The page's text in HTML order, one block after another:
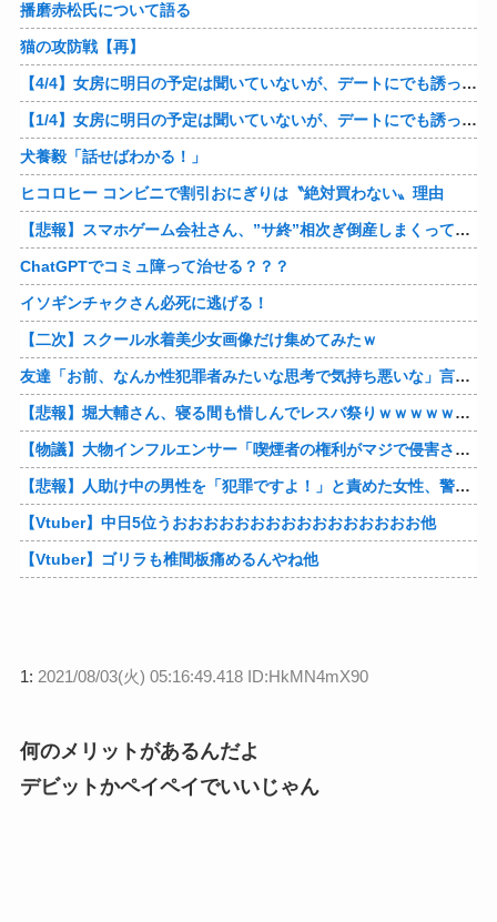
播磨赤松氏について語る
猫の攻防戦【再】
【4/4】女房に明日の予定は聞いていないが、デートにでも誘ってみる。多分断られるはずだ。間男と会うからね。はいはいどうぞ思う存分お楽しみください。そのうち地獄に落してやるわ！
【1/4】女房に明日の予定は聞いていないが、デートにでも誘ってみる。多分断られるはずだ。間男と会うからね。はいはいどうぞ思う存分お楽しみください。そのうち地獄に落してやるわ！
犬養毅「話せばわかる！」
ヒコロヒー コンビニで割引おにぎりは〝絶対買わない〟理由
【悲報】スマホゲーム会社さん、”サ終”相次ぎ倒産しまくってる模様
ChatGPTでコミュ障って治せる？？？
イソギンチャクさん必死に逃げる！
【二次】スクール水着美少女画像だけ集めてみたｗ
友達「お前、なんか性犯罪者みたいな思考で気持ち悪いな」言われたわ
【悲報】堀大輔さん、寝る間も惜しんでレスバ祭りｗｗｗｗｗｗｗｗｗｗｗｗｗｗｗｗｗｗｗｗｗｗｗｗ他
【物議】大物インフルエンサー「喫煙者の権利がマジで侵害されてる。いくら税金払ってるんだ」他
【悲報】人助け中の男性を「犯罪ですよ！」と責めた女性、警察が来た瞬間逃げる他
【Vtuber】中日5位うおおおおおおおおおおおおおおおお他
【Vtuber】ゴリラも椎間板痛めるんやね他
1: 2021/08/03(火) 05:16:49.418 ID:HkMN4mX90
何のメリットがあるんだよ
デビットかペイペイでいいじゃん